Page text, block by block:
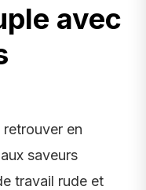
avec
en
saveurs
travail rude et